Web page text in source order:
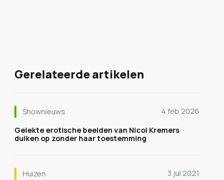
Gerelateerde artikelen
Shownieuws
4 feb 2026
Gelekte erotische beelden van Nicol Kremers
duiken op zonder haar toestemming
Huizen
3 jul 2021